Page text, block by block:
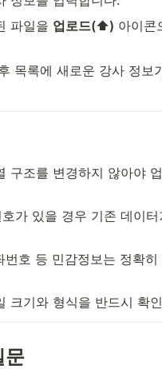
파일을 업로드(⬆) 아이콘
목록에 새로운 강사 정보
구조를 변경하지 않아야
가 있을 경우 기존 데이터
호 등 민감정보는 정확히
크기와 형식을 반드시 확
문